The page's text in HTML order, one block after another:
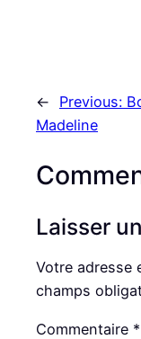
← Previous:
Madeline
Laisser
Votre adresse
champs
Commentaire *